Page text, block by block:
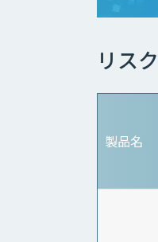
リス
製品名